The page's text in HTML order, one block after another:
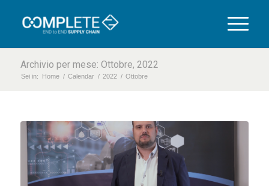
Archivio per mese: Ottobre, 2022
Sei in: Home / Calendar / 2022 / Ottobre